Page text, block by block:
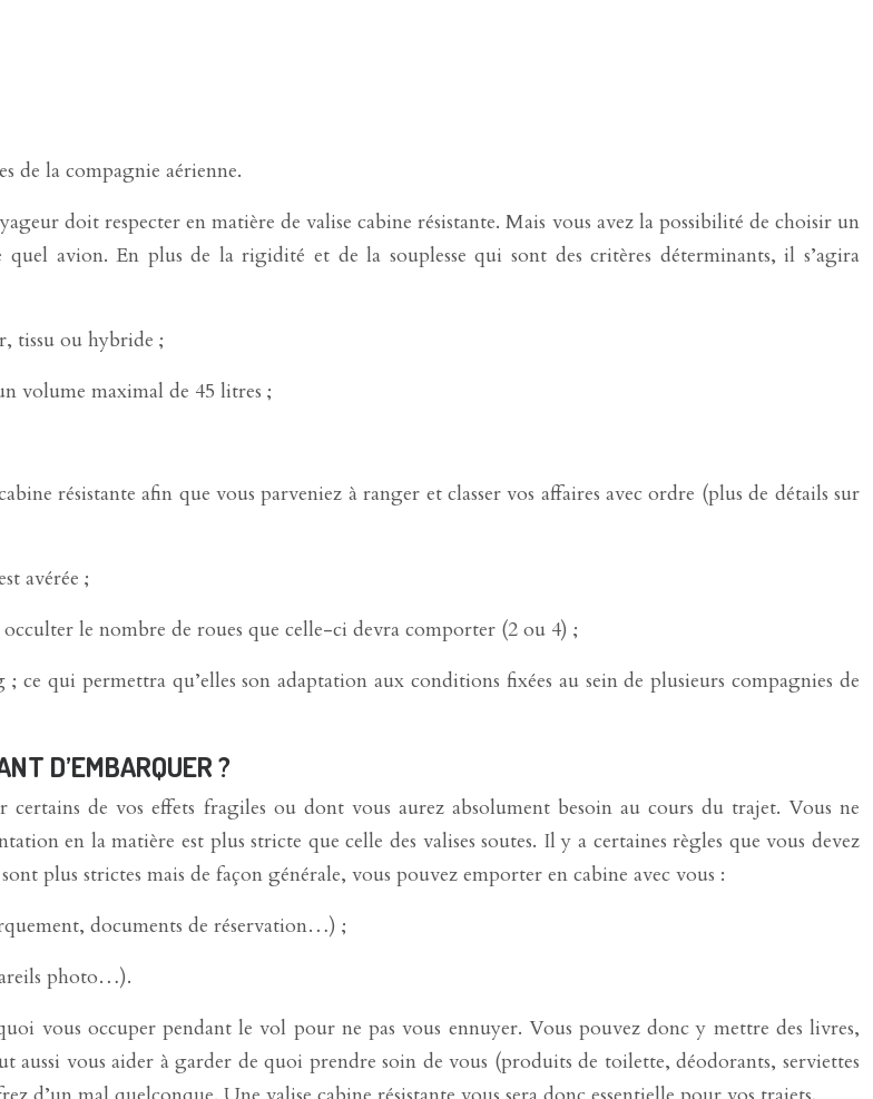
de la compagnie aérienne.
doit respecter en matière de valise cabine résistante. Mais vous avez la possibilité de choisir un
avion. En plus de la rigidité et de la souplesse qui sont des critères déterminants, il s’agira
tissu ou hybride ;
volume maximal de 45 litres ;
résistante afin que vous parveniez à ranger et classer vos affaires avec ordre (plus de détails sur
avérée ;
le nombre de roues que celle-ci devra comporter (2 ou 4) ;
qui permettra qu’elles son adaptation aux conditions fixées au sein de plusieurs compagnies de
D’EMBARQUER ?
de vos effets fragiles ou dont vous aurez absolument besoin au cours du trajet. Vous ne
en la matière est plus stricte que celle des valises soutes. Il y a certaines règles que vous devez
plus strictes mais de façon générale, vous pouvez emporter en cabine avec vous :
documents de réservation…) ;
photo…).
vous occuper pendant le vol pour ne pas vous ennuyer. Vous pouvez donc y mettre des livres,
aussi vous aider à garder de quoi prendre soin de vous (produits de toilette, déodorants, serviettes